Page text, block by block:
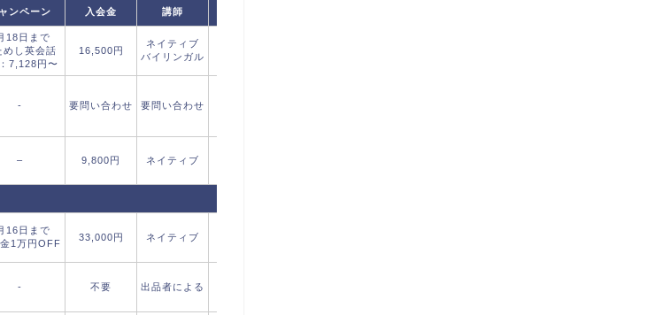
ンペーン 入会金 講師
18日まで
めし英会話
7,128円〜
16,500円
ネイティブ
バイリンガル
- 要問い合わせ 要問い合わせ
– 9,800円 ネイティブ
16日まで
金1万円OFF
33,000円 ネイティブ
- 不要 出品者による